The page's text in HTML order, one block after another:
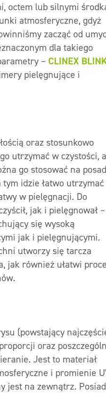
octem lub silnymi
atmosferyczne, gdyż
zacząć od
dla takiego
– CLINEX
pielęgnujące i
oraz stosunkowo
utrzymać w czystości, a
go stosować na
idzie łatwo utrzymać
w pielęgnacji. Do
jak i pielęgnował –
się wysoką
jak i pielęgnującymi.
utworzy się tarcza
jak również ułatwi
(powstający
oraz
Jest to materiał
i promienie
jest na zewnątrz.